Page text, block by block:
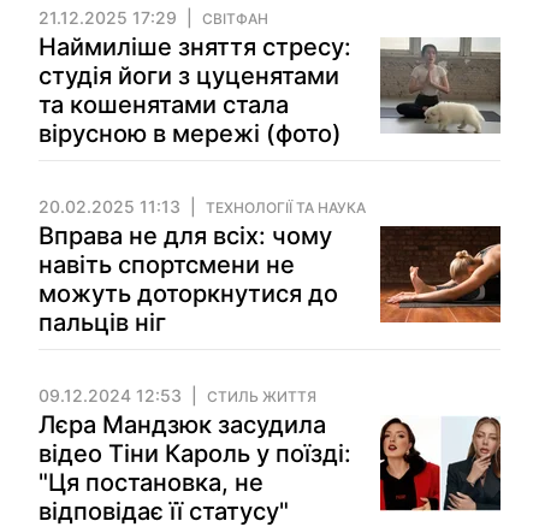
21.12.2025 17:29 СВІТФАН
Наймиліше зняття стресу:
студія йоги з цуценятами
та кошенятами стала
вірусною в мережі (фото)
20.02.2025 11:13 ТЕХНОЛОГІЇ ТА НАУКА
Вправа не для всіх: чому
навіть спортсмени не
можуть доторкнутися до
пальців ніг
09.12.2024 12:53 СТИЛЬ ЖИТТЯ
Лєра Мандзюк засудила
відео Тіни Кароль у поїзді:
"Ця постановка, не
відповідає її статусу"